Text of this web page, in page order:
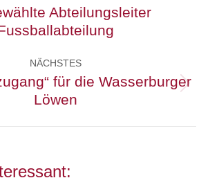
Vorheriger
Beitrag:
Abteilungsleiter
NÄCHSTES
Nächster
Beitrag:
für die Wasserburger
Löwen